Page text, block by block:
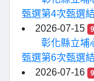
甄選第4次甄選
2026-07-15
彰化縣立埔
甄選第6次甄選
2026-07-16